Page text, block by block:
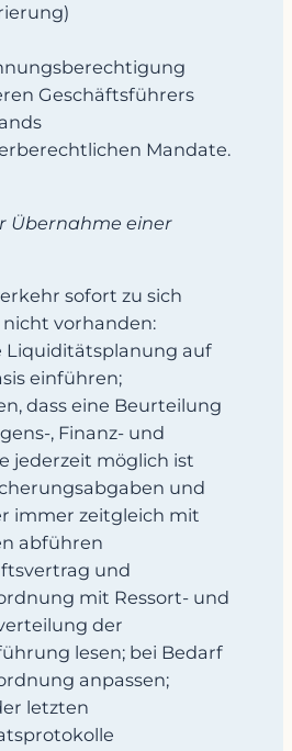
Geschäftsführers
Mandate.
Übernahme einer
sofort zu sich
nicht vorhanden:
Liquiditätsplanung auf
einführen;
dass eine Beurteilung
, Finanz- und
jederzeit möglich ist
und
immer zeitgleich mit
abführen
und
mit Ressort- und
der
lesen; bei Bedarf
anpassen;
letzten